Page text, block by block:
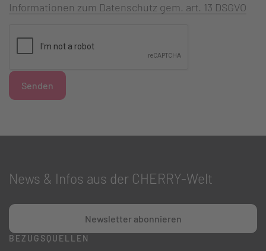
Informationen zum Datenschutz gem. art. 13 DSGVO
Senden
News & Infos aus der CHERRY-Welt
Newsletter abonnieren
BEZUGSQUELLEN